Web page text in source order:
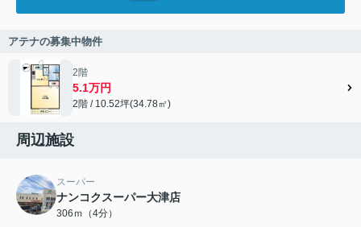
アテナの募集中物件
2階
5.1万円
2階 / 10.52坪(34.78㎡)
周辺施設
スーパー
ナンコクスーパー大津店
306ｍ（4分）